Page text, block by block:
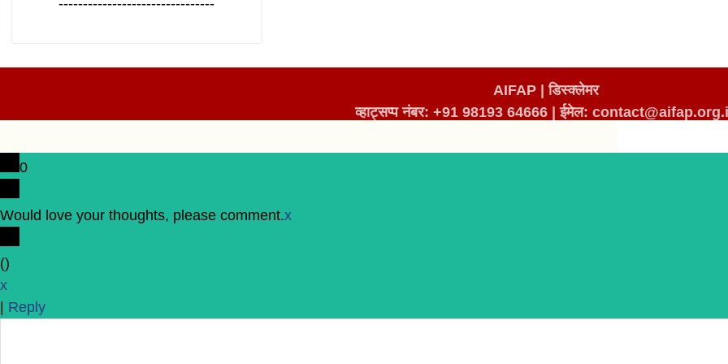
AIFAP |डिस्क्लेमर
व्हाट्सप्प नंबर: +91 98193 64666|ईमेल:
0
Would love your thoughts, please comment.x
()
x
| Reply